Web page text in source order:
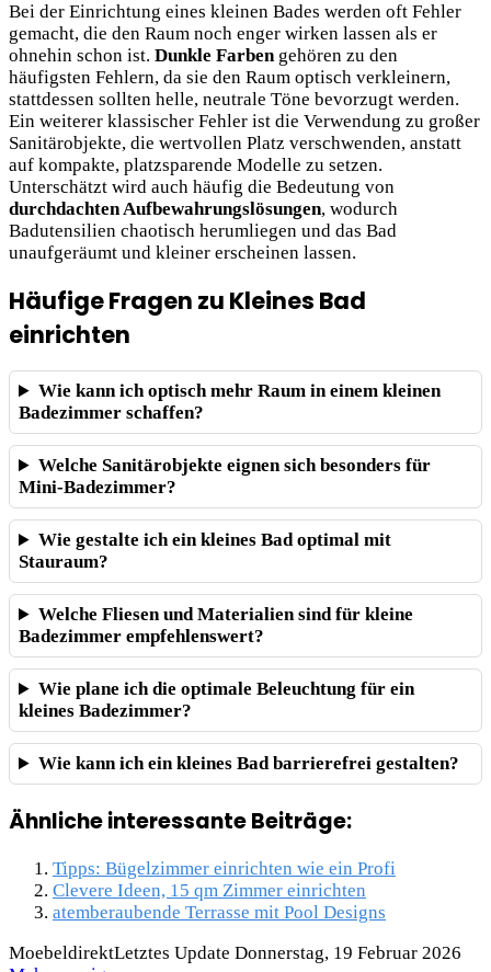
Bei der Einrichtung eines kleinen Bades werden oft Fehler
gemacht, die den Raum noch enger wirken lassen als er
ohnehin schon ist. Dunkle Farbengehören zu den
häufigsten Fehlern, da sie den Raum optisch verkleinern,
stattdessen sollten helle, neutrale Töne bevorzugt werden.
Ein weiterer klassischer Fehler ist die Verwendung zu großer
Sanitärobjekte, die wertvollen Platz verschwenden, anstatt
auf kompakte, platzsparende Modelle zu setzen.
Unterschätzt wird auch häufig die Bedeutung von
durchdachten Aufbewahrungslösungen, wodurch
Badutensilien chaotisch herumliegen und das Bad
unaufgeräumt und kleiner erscheinen lassen.
Häufige Fragen zu Kleines Bad
einrichten
Wie kann ich optisch mehr Raum in einem kleinen
Badezimmer schaffen?
Welche Sanitärobjekte eignen sich besonders für
Mini-Badezimmer?
Wie gestalte ich ein kleines Bad optimal mit
Stauraum?
Welche Fliesen und Materialien sind für kleine
Badezimmer empfehlenswert?
Wie plane ich die optimale Beleuchtung für ein
kleines Badezimmer?
Wie kann ich ein kleines Bad barrierefrei gestalten?
Ähnliche interessante Beiträge:
Tipps: Bügelzimmer einrichten wie ein Profi
Clevere Ideen, 15 qm Zimmer einrichten
atemberaubende Terrasse mit Pool Designs
MoebeldirektLetztes Update Donnerstag, 19 Februar 2026